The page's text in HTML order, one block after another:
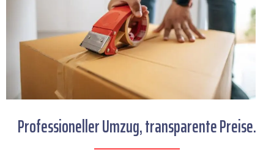
Professioneller Umzug, transparente Preise.